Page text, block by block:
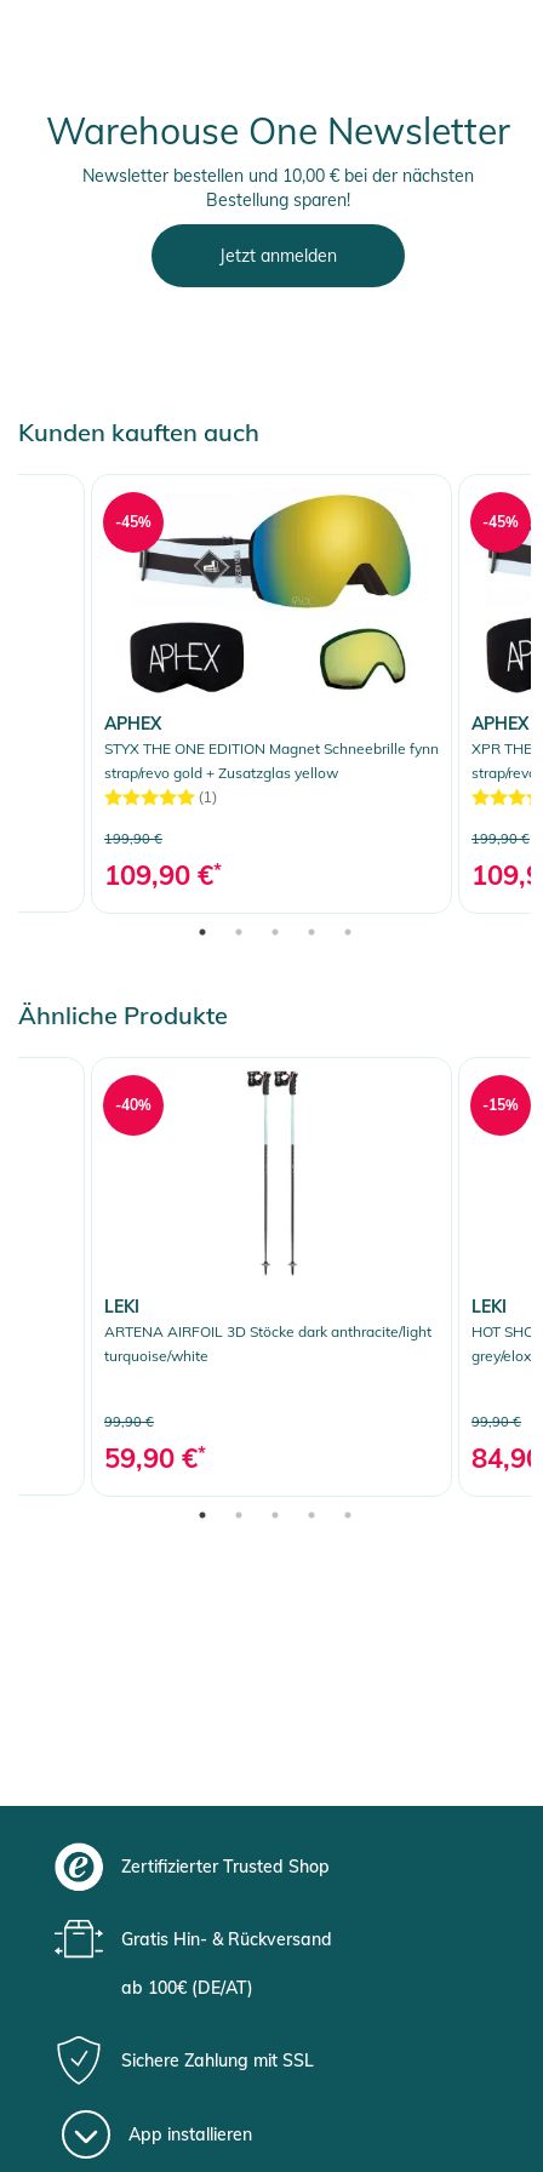
Warehouse One Newsletter
Newsletter bestellen und 10,00 € bei der nächsten
Bestellung sparen!
Jetzt anmelden
Kunden kauften auch
APHEX
STYX THE ONE EDITION Magnet Schneebrille fynn
strap/revo gold + Zusatzglas yellow
(1)
199,90 €
109,90 €*
-45%
APHEX
XPR THE
strap/revo
199,90 €
-45%
Ähnliche Produkte
LEKI
ARTENA AIRFOIL 3D Stöcke dark anthracite/light
turquoise/white
99,90 €
59,90 €*
-40%
LEKI
HOT
grey/
99,90 €
-15%
Zertifizierter Trusted Shop
Gratis Hin- & Rückversand
ab 100€ (DE/AT)
Sichere Zahlung mit SSL
App installieren